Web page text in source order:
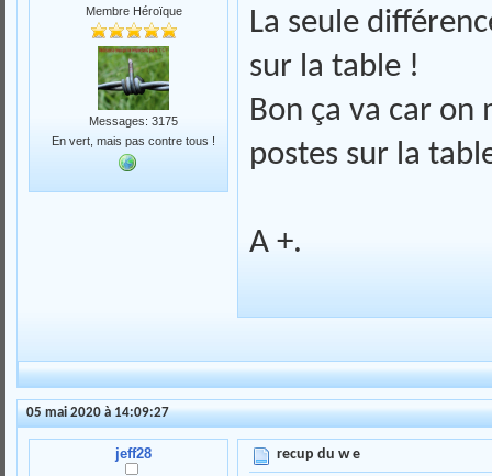
Membre Héroïque
Messages: 3175
En vert, mais pas contre tous !
La seule
sur la table !
Bon ça va car on
postes sur la
A +.
05 mai 2020 à 14:09:27
jeff28 recup du w e